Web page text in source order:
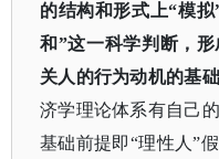
的结构和形式上“模拟
和”这一科学判断，
关人的行为动机的基
济学理论体系有自己
基础前提即“理性人”